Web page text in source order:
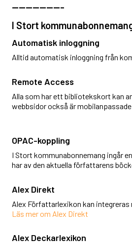
---------------
I Stort
Automatisk inloggning
Alltid automatisk inloggning från
Remote Access
Alla som har ett bibliotekskort kan
webbsidor också är
OPAC-koppling
I Stort kommunabonnemang ingår
har av den aktuella författarens
Alex Direkt
Alex Författarlexikon kan
Läs mer om Alex Direkt
Alex Deckarlexikon